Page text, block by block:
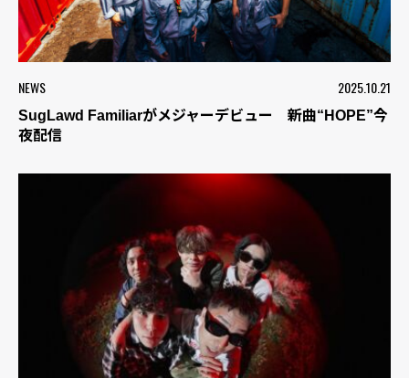
NEWS 2025.10.21
SugLawd Familiarがメジャーデビュー 新曲“HOPE”今
夜配信